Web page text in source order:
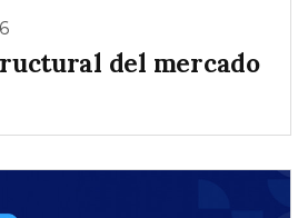
del mercado